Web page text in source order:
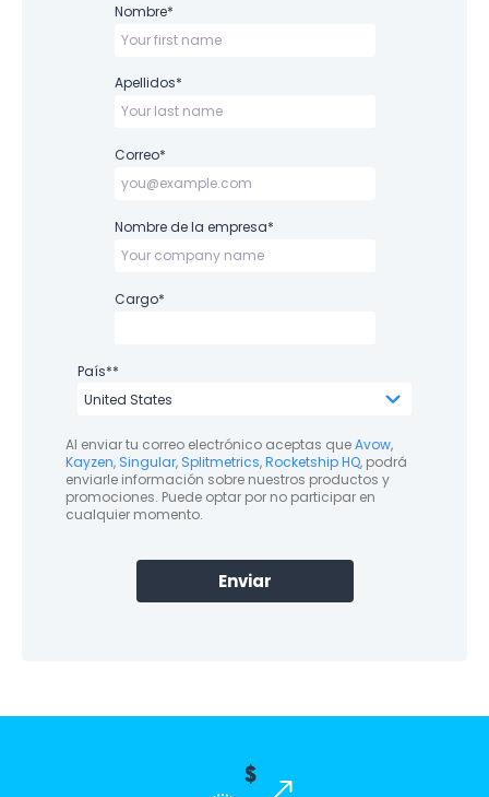
Nombre*
Apellidos*
Correo*
Nombre de la empresa*
Cargo*
País**
Al enviar tu correo electrónico aceptas queAvow,
Kayzen, Singular, Splitmetrics,Rocketship HQ, podrá
enviarle información sobre nuestros productos y
promociones. Puede optar por no participar en
cualquier momento.